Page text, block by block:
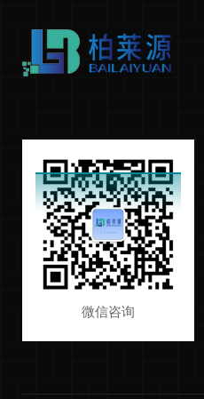
微信咨询